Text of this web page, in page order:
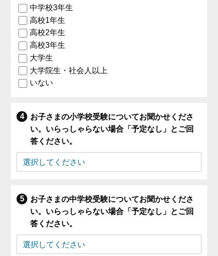
中学校3年生
高校1年生
高校2年生
高校3年生
大学生
大学院生・社会人以上
いない
お子さまの小学校受験についてお聞かせくださ
い。いらっしゃらない場合「予定なし」とご回
答ください。
お子さまの中学校受験についてお聞かせくださ
い。いらっしゃらない場合「予定なし」とご回
答ください。